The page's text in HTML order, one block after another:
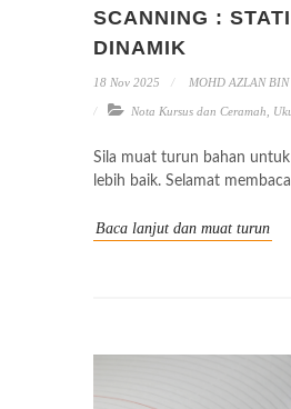
SCANNING :
DINAMIK
18 Nov 2025 MOHD AZLAN
Nota Kursus dan Ceramah
Sila muat turun bahan
lebih baik. Selamat
Baca lanjut dan muat turun